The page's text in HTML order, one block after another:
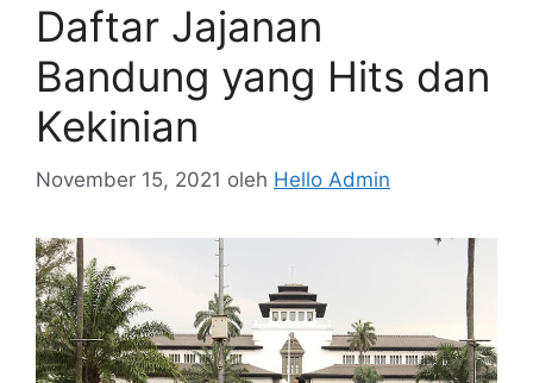
Daftar Jajanan
Bandung yang Hits dan
Kekinian
November 15, 2021 oleh Hello Admin